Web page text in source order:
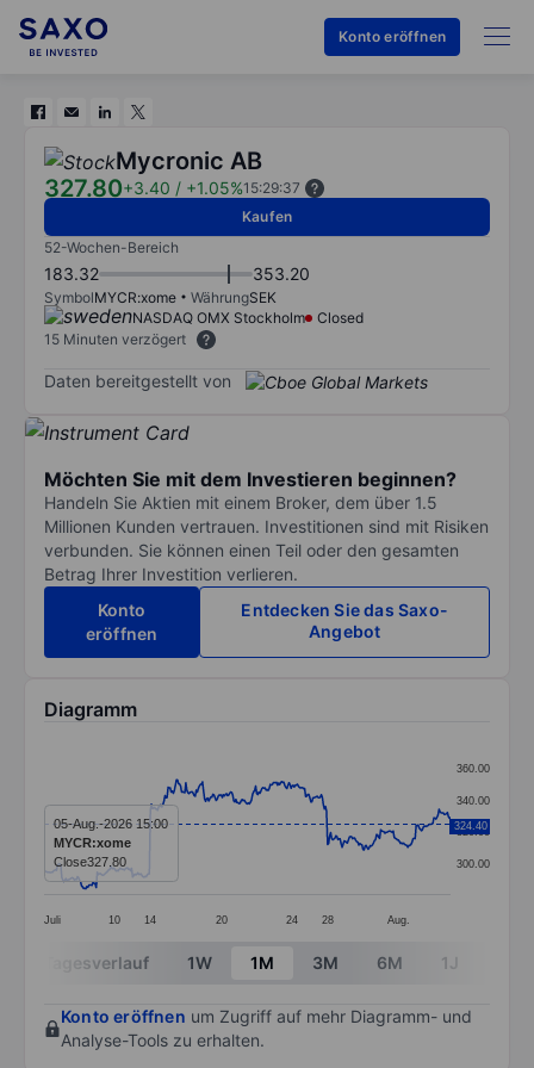
Konto eröffnen
Mycronic AB
327.80+3.40 / +1.05%15:29:37
Kaufen
52-Wochen-Bereich
183.32 353.20
SymbolMYCR:xome WährungSEK
NASDAQ OMX Stockholm
Closed
15 Minuten verzögert
Daten bereitgestellt von
Möchten Sie mit dem Investieren beginnen?
Handeln Sie Aktien mit einem Broker, dem über 1.5
Millionen Kunden vertrauen. Investitionen sind mit Risiken
verbunden. Sie können einen Teil oder den gesamten
Betrag Ihrer Investition verlieren.
Konto
eröffnen
Entdecken Sie das Saxo-
Angebot
Diagramm
Line chart with 391 data points.
The chart has 1 X axis displaying categories.
The chart has 1 Y axis displaying values. Data
Juli 10 14 20 24 28 Aug.
300.00
320.00
340.00
360.00
324.40
05-Aug.-2026 15:00
MYCR:xome
Close327.80
End of interactive chart.
Tagesverlauf 1W 1M 3M 6M 1J
Konto eröffnen um Zugriff auf mehr Diagramm- und
Analyse-Tools zu erhalten.